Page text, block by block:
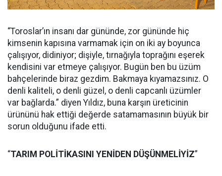
“Toroslar’ın insanı dar gününde, zor gününde hiç
kimsenin kapısına varmamak için on iki ay boyunca
çalışıyor, didiniyor; dişiyle, tırnağıyla toprağını eşerek
kendisini var etmeye çalışıyor. Bugün ben bu üzüm
bahçelerinde biraz gezdim. Bakmaya kıyamazsınız. O
denli kaliteli, o denli güzel, o denli capcanlı üzümler
var bağlarda.” diyen Yıldız, buna karşın üreticinin
ürününü hak ettiği değerde satamamasının büyük bir
sorun olduğunu ifade etti.
“TARIM POLİTİKASINI YENİDEN DÜŞÜNMELİYİZ”